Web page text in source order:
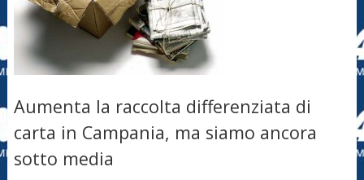
Aumenta la raccolta differenziata di
carta in Campania, ma siamo ancora
sotto media